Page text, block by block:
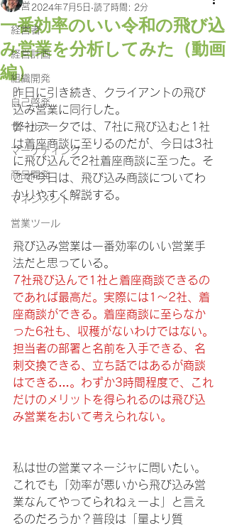
経営
経営者
経営計画
組織開発
自己啓発
セールス
マーケティング
商品開発
マネジメント
営業ツール
一番効率のいい令和の飛び込
み営業を分析してみた（動画
編）
2024年7月5日 読了時間: 2分
昨日に引き続き、クライアントの飛び
込み営業に同行した。
弊社データでは、7社に飛び込むと1社
は着座商談に至りるのだが、今日は3社
に飛び込んで2社着座商談に至った。そ
こで今日は、飛び込み商談についてわ
かりやすく解説する。
飛び込み営業は一番効率のいい営業手
法だと思っている。
7社飛び込んで1社と着座商談できるの
であれば最高だ。実際には1～2社、着
座商談ができる。着座商談に至らなか
った6社も、収穫がないわけではない。
担当者の部署と名前を入手できる、名
刺交換できる、立ち話ではあるが商談
はできる…。わずか3時間程度で、これ
だけのメリットを得られるのは飛び込
み営業をおいて考えられない。
私は世の営業マネージャに問いたい。
これでも「効率が悪いから飛び込み営
業なんてやってられねぇーよ」と言え
るのだろうか？普段は「量より質